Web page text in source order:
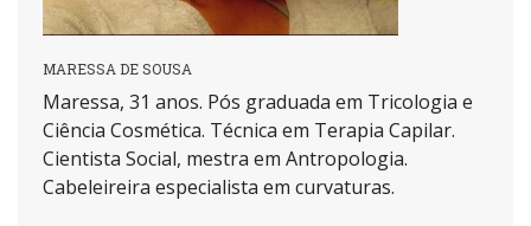
MARESSA DE SOUSA
Maressa, 31 anos. Pós graduada em Tricologia e
Ciência Cosmética. Técnica em Terapia Capilar.
Cientista Social, mestra em Antropologia.
Cabeleireira especialista em curvaturas.